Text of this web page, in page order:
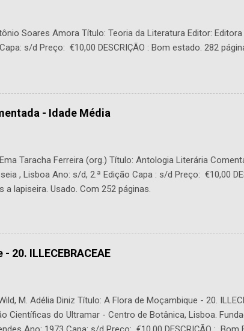
Soares Amora Título: Teoria da Literatura Editor:
s/d Preço: €10,00 DESCRIÇÃO : Bom estado. 282
- Idade Média
Taracha Ferreira (org.) Título: Antologia Literária
, Lisboa Ano: s/d, 2.ª Edição Capa : s/d Preço: €10,00
a lapiseira. Usado. Com 252 páginas.
20. ILLECEBRACEAE
M. Adélia Diniz Título: A Flora de Moçambique - 20.
Científicas do Ultramar - Centro de Botânica, Lisboa.